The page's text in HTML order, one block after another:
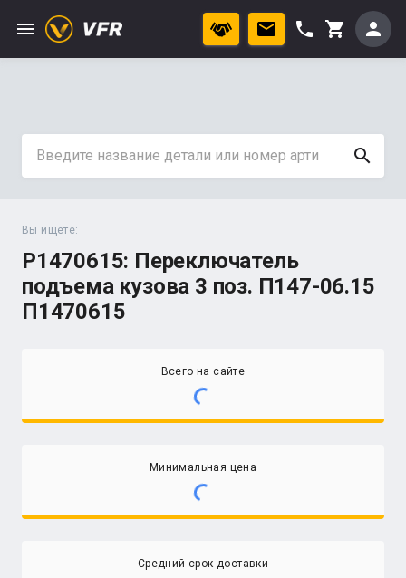
menu phone shopping_cart person
search
Вы ищете:
P1470615: Переключатель
подъема кузова 3 поз. П147-06.15
П1470615
Всего на сайте
Минимальная цена
Средний срок доставки